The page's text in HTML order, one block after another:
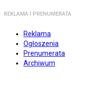
REKLAMA I PRENUMERATA
Reklama
Ogłoszenia
Prenumerata
Archiwum